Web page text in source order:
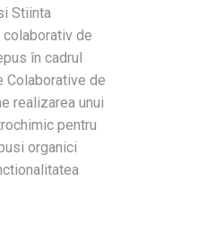
Stiinta
de
în cadrul
Colaborative de
realizarea unui
pentru
organici